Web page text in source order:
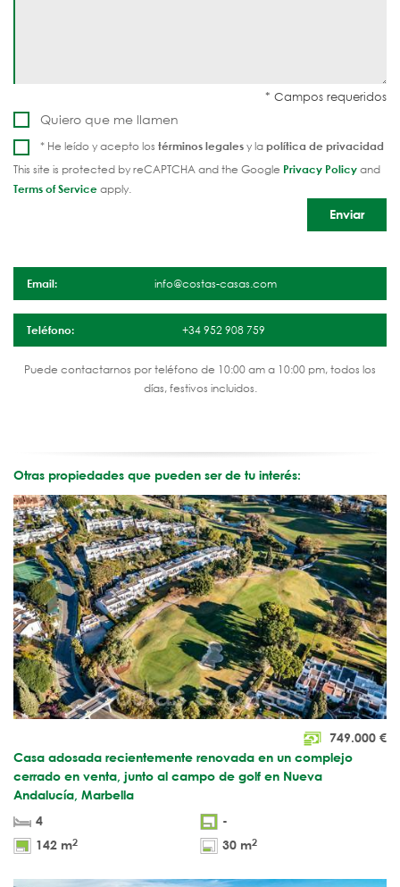
Quiero que me llamen
* He leído y acepto los términos legalesy lapolítica de privacidad
This site is protected by reCAPTCHA and the Google Privacy Policyand
Terms of Serviceapply.
Email: info@costas-casas.com
Teléfono: +34 952 908 759
Puede contactarnos por teléfono de 10:00 am a 10:00 pm, todos los
días, festivos incluidos.
Otras propiedades que pueden ser de tu interés:
749.000 €
Casa adosada recientemente renovada en un complejo
cerrado en venta, junto al campo de golf en Nueva
Andalucía, Marbella
4
-
142 m2 30 m2